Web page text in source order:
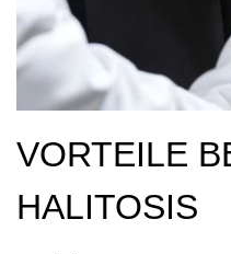
VORTEILE
HALITOSIS